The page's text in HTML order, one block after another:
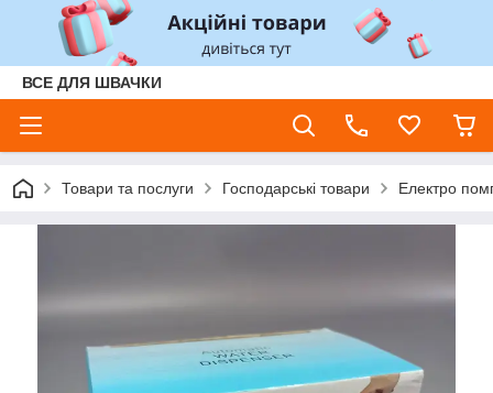
ВСЕ ДЛЯ ШВАЧКИ
Товари та послуги Господарські товари Електро